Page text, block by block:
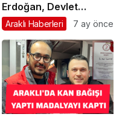
Erdoğan, Devlet
Bahçeli’yi kabul etti
Araklı Haberleri 7 ay önce